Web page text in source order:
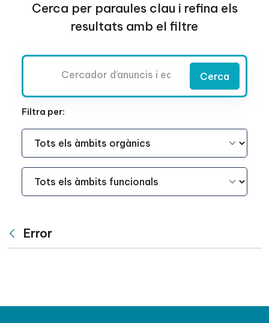
Cerca per paraules clau i refina els
resultats amb el filtre
Cerca
Filtra per:
Àmbit Funcional
Àmbit Funcional
Vés enrere
Error